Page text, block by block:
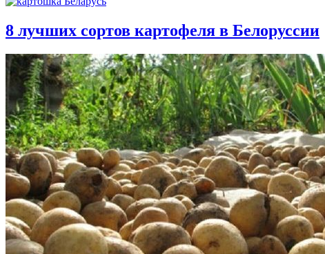
8 лучших сортов картофеля в Белоруссии